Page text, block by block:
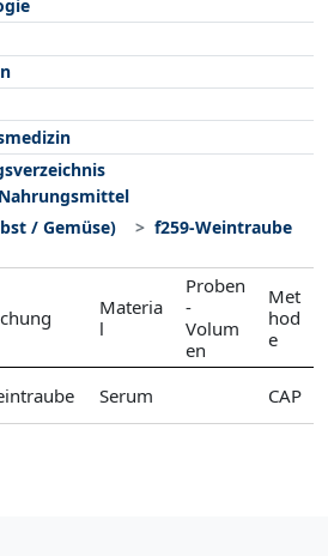
Nahrungsmittel
/ Gemüse)
f259-Weintraube
Materia
l
Proben
-
Volum
en
Met
hod
e
Serum CAP